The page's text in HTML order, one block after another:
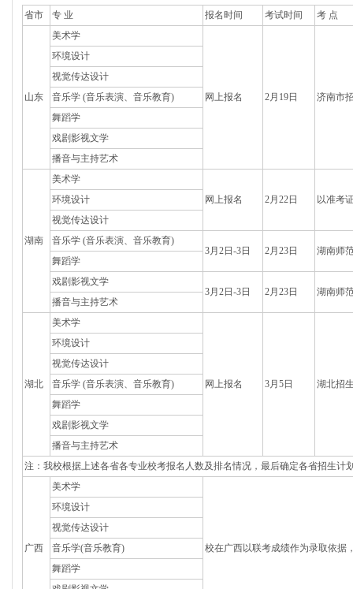
省市
专 业 报名时间 考试时间 考 点
山东
美术学
网上报名 2月19日 济南市
环境设计
视觉传达设计
音乐学 (音乐表演、音乐教育)
舞蹈学
戏剧影视文学
播音与主持艺术
湖南
美术学
网上报名
2月22日 以准考
环境设计
视觉传达设计
音乐学 (音乐表演、音乐教育)
3月2日-3日
2月23日
湖南师
舞蹈学
戏剧影视文学
3月2日-3日
2月23日
湖南师
播音与主持艺术
湖北
美术学
网上报名 3月5日 湖北招
环境设计
视觉传达设计
音乐学 (音乐表演、音乐教育)
舞蹈学
戏剧影视文学
播音与主持艺术
注：我校根据上述各省各专业校考报名人数及排名情况，最后确定各省招生计
广西
美术学
校在广西以联考成绩作为录取依据
环境设计
视觉传达设计
音乐学(音乐教育)
舞蹈学